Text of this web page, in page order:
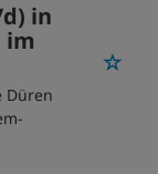
in
im
Düren